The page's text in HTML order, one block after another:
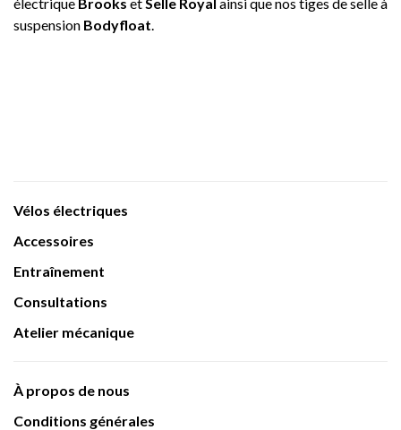
suspension Bodyfloat.
Vélos électriques
Accessoires
Entraînement
Consultations
Atelier mécanique
À propos de nous
Conditions générales